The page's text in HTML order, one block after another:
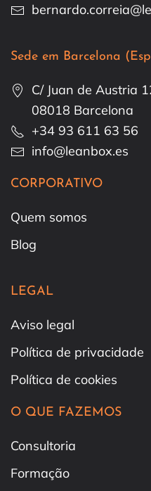
Sede em Barcelona
C/ Juan de Austria
08018 Barcelona
+34 93 611 63 56
info@leanbox.es
CORPORATIVO
Quem somos
Blog
LEGAL
Aviso legal
Política de privacidade
Política de cookies
O QUE FAZEMOS
Consultoria
Formação